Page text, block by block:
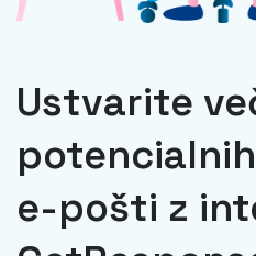
Ustvarite
e-pošti z